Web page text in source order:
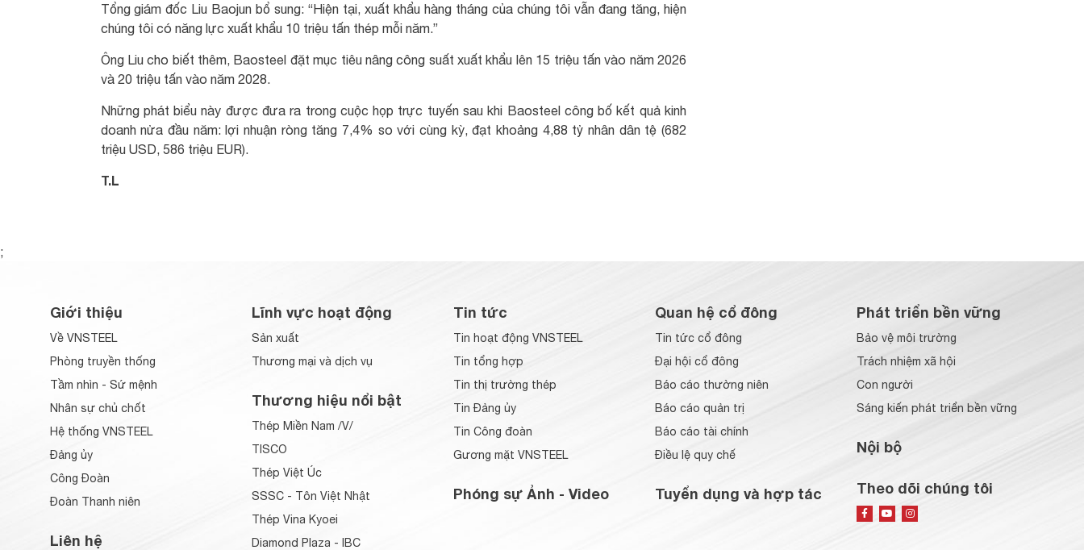
Tổng giám đốc Liu Baojun bổ sung: “Hiện tại, xuất khẩu hàng tháng của chúng tôi vẫn đang tăng, hiện
chúng tôi có năng lực xuất khẩu 10 triệu tấn thép mỗi năm.”
Ông Liu cho biết thêm, Baosteel đặt mục tiêu nâng công suất xuất khẩu lên 15 triệu tấn vào năm 2026
và 20 triệu tấn vào năm 2028.
Những phát biểu này được đưa ra trong cuộc họp trực tuyến sau khi Baosteel công bố kết quả kinh
doanh nửa đầu năm: lợi nhuận ròng tăng 7,4% so với cùng kỳ, đạt khoảng 4,88 tỷ nhân dân tệ (682
triệu USD, 586 triệu EUR).
T.L
;
Giới thiệu
Về VNSTEEL
Phòng truyền thống
Tầm nhìn - Sứ mệnh
Nhân sự chủ chốt
Hệ thống VNSTEEL
Đảng ủy
Công Đoàn
Đoàn Thanh niên
Liên hệ
Lĩnh vực hoạt động
Sản xuất
Thương mại và dịch vụ
Thương hiệu nổi bật
Thép Miền Nam /V/
TISCO
Thép Việt Úc
SSSC - Tôn Việt Nhật
Thép Vina Kyoei
Diamond Plaza - IBC
Tin tức
Tin hoạt động VNSTEEL
Tin tổng hợp
Tin thị trường thép
Tin Đảng ủy
Tin Công đoàn
Gương mặt VNSTEEL
Phóng sự Ảnh - Video
Quan hệ cổ đông
Tin tức cổ đông
Đại hội cổ đông
Báo cáo thường niên
Báo cáo quản trị
Báo cáo tài chính
Điều lệ quy chế
Tuyển dụng và hợp tác
Phát triển bền vững
Bảo vệ môi trường
Trách nhiệm xã hội
Con người
Sáng kiến phát triển bền vững
Nội bộ
Theo dõi chúng tôi